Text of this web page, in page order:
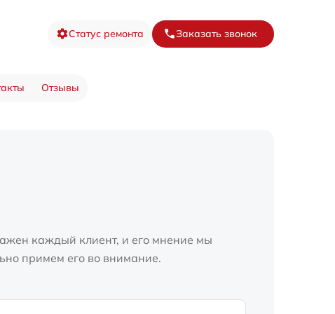
Статус ремонта Заказать звонок
Отзывы
каждый клиент, и его мнение мы
примем его во внимание.